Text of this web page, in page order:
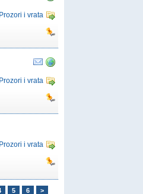
Prozori i vrata
Prozori i vrata
Prozori i vrata
5 6 >